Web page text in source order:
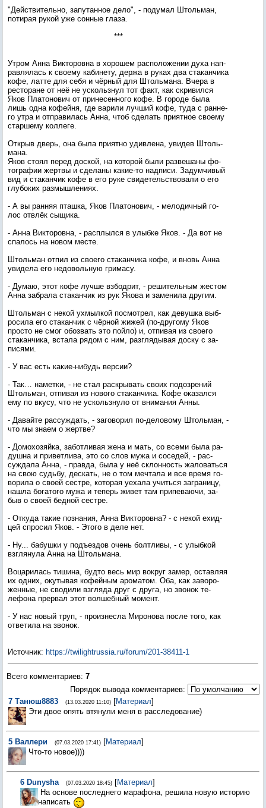
"Дей­стви­тель­но, за­путан­ное де­ло", - по­думал Штоль­ман,
по­тирая ру­кой уже сон­ные гла­за.
***
Ут­ром Ан­на Вик­то­ров­на в хо­рошем рас­по­ложе­нии ду­ха нап­
равля­лась к сво­ему ка­бине­ту, дер­жа в ру­ках два ста­кан­чи­ка
ко­фе, лат­те для се­бя и чёр­ный для Штоль­ма­на. Вче­ра в
рес­то­ране от неё не ус­коль­знул тот факт, как скри­вил­ся
Яков Пла­тоно­вич от при­несен­но­го ко­фе. В го­роде бы­ла
лишь од­на ко­фей­ня, где ва­рили луч­ший ко­фе, ту­да с ран­не­
го ут­ра и от­пра­вилась Ан­на, чтоб сде­лать при­ят­ное сво­ему
стар­ше­му кол­ле­ге.
От­крыв дверь, она бы­ла при­ят­но удив­ле­на, уви­дев Штоль­
ма­на.
Яков сто­ял пе­ред дос­кой, на ко­торой бы­ли раз­ве­шаны фо­
тог­ра­фии жер­твы и сде­ланы ка­кие-то над­пи­си. За­дум­чи­вый
вид и ста­кан­чик ко­фе в его ру­ке сви­детель­ство­вали о его
глу­боких раз­мышле­ни­ях.
- А вы ран­няя пташ­ка, Яков Пла­тоно­вич, - ме­лодич­ный го­
лос от­влёк сы­щика.
- Ан­на Вик­то­ров­на, - рас­плыл­ся в улыб­ке Яков. - Да вот не
спа­лось на но­вом мес­те.
Штоль­ман от­пил из сво­его ста­кан­чи­ка ко­фе, и вновь Ан­на
уви­дела его не­доволь­ную гри­масу.
- Ду­маю, этот ко­фе луч­ше взбод­рит, - ре­шитель­ным жес­том
Ан­на заб­ра­ла ста­кан­чик из рук Яко­ва и за­мени­ла дру­гим.
Штоль­ман с не­кой ух­мылкой пос­мотрел, как де­вуш­ка выб­
ро­сила его ста­кан­чик с чёр­ной жи­жей (по-дру­гому Яков
прос­то не смог обоз­вать это пой­ло) и, от­пи­вая из сво­его
ста­кан­чи­ка, вста­ла ря­дом с ним, раз­гля­дывая дос­ку с за­
пися­ми.
- У вас есть ка­кие-ни­будь вер­сии?
- Так… на­мет­ки, - не стал рас­кры­вать сво­их по­доз­ре­ний
Штоль­ман, от­пи­вая из но­вого ста­кан­чи­ка. Ко­фе ока­зал­ся
ему по вку­су, что не ус­коль­зну­ло от вни­мания Ан­ны.
- Да­вай­те рас­суждать, - за­гово­рил по-де­лово­му Штоль­ман, -
что мы зна­ем о жер­тве?
- До­мохо­зяй­ка, за­бот­ли­вая же­на и мать, со все­ми бы­ла ра­
душ­на и при­вет­ли­ва, это со слов му­жа и со­седей, - рас­
сужда­ла Ан­на, - прав­да, бы­ла у неё склон­ность жа­ловать­ся
на свою судь­бу, дес­кать, не о том меч­та­ла и все вре­мя го­
вори­ла о сво­ей сес­тре, ко­торая у­еха­ла учить­ся заг­ра­ницу,
наш­ла бо­гато­го му­жа и те­перь жи­вет там при­пева­ючи, за­
быв о сво­ей бед­ной сес­тре.
- От­ку­да та­кие поз­на­ния, Ан­на Вик­то­ров­на? - с не­кой ехид­
цей спро­сил Яков. - Это­го в де­ле нет.
- Ну... ба­буш­ки у подъ­ез­дов очень бол­тли­вы, - с улыб­кой
взгля­нула Ан­на на Штоль­ма­на.
Во­цари­лась ти­шина, буд­то весь мир вок­руг за­мер, ос­тавляя
их од­них, оку­тывая ко­фей­ным аро­матом. Оба, как за­воро­
жен­ные, не сво­дили взгля­да друг с дру­га, но зво­нок те­
лефо­на прер­вал этот вол­шебный мо­мент.
- У нас но­вый труп, - про­из­несла Ми­роно­ва пос­ле то­го, как
от­ве­тила на зво­нок.
Источник: https://twilightrussia.ru/forum/201-38411-1
Всего комментариев: 7
Порядок вывода комментариев:
7 Танюш8883 (13.03.2020 11:10) [Материал]
Эти двое опять втянули меня в расследование)
5 Валлери (07.03.2020 17:41) [Материал]
Что-то новое))))
6 Dunysha (07.03.2020 18:45) [Материал]
На основе последнего марафона, решила новую историю
написать